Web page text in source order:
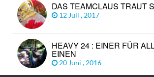
DAS TEAMCLAUS TRAUT
12 Juli , 2017
HEAVY 24 : EINER FÜR
EINEN
20 Juni , 2016